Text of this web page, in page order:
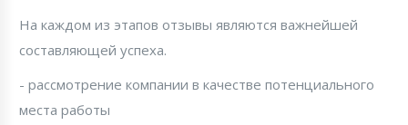
На каждом из этапов отзывы являются важнейшей
составляющей успеха.
- рассмотрение компании в качестве потенциального
места работы